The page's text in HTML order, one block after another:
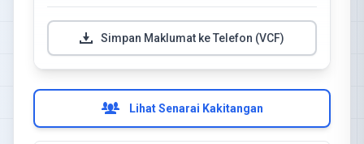
Simpan Maklumat ke Telefon (VCF)
Lihat Senarai Kakitangan